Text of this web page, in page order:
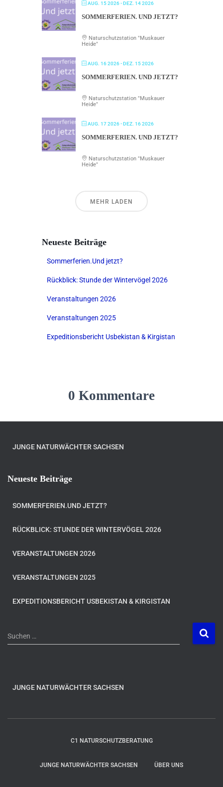
AUG. 15 2026- DEZ. 14 2026
SOMMERFERIEN. UND JETZT?
Naturschutzstation "Muskauer
Heide"
AUG. 16 2026- DEZ. 15 2026
SOMMERFERIEN. UND JETZT?
Naturschutzstation "Muskauer
Heide"
AUG. 17 2026- DEZ. 16 2026
SOMMERFERIEN. UND JETZT?
Naturschutzstation "Muskauer
Heide"
MEHR LADEN
Neueste Beiträge
Sommerferien.Und jetzt?
Rückblick: Stunde der Wintervögel 2026
Veranstaltungen 2026
Veranstaltungen 2025
Expeditionsbericht Usbekistan & Kirgistan
0 Kommentare
JUNGE NATURWÄCHTER SACHSEN
Neueste Beiträge
SOMMERFERIEN.UND JETZT?
RÜCKBLICK: STUNDE DER WINTERVÖGEL 2026
VERANSTALTUNGEN 2026
VERANSTALTUNGEN 2025
EXPEDITIONSBERICHT USBEKISTAN & KIRGISTAN
S
u
c
Suchen …
JUNGE NATURWÄCHTER SACHSEN
C1 NATURSCHUTZBERATUNG
JUNGE NATURWÄCHTER SACHSEN ÜBER UNS